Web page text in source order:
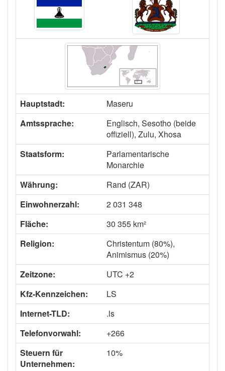
Hauptstadt:
Maseru
Amtssprache:
Englisch, Sesotho (beide
offiziell), Zulu, Xhosa
Staatsform:
Parlamentarische
Monarchie
Währung:
Rand (ZAR)
Einwohnerzahl:
2 031 348
Fläche:
30 355 km²
Religion:
Christentum (80%),
Animismus (20%)
Zeitzone:
UTC +2
Kfz-Kennzeichen:
LS
Internet-TLD:
.ls
Telefonvorwahl:
+266
Steuern für
Unternehmen:
10%